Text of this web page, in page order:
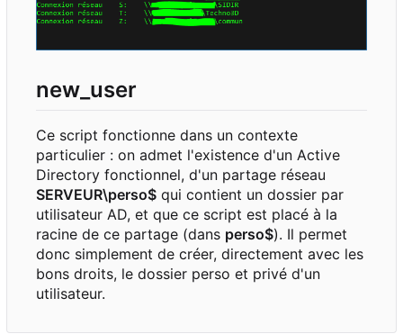
new_user
Ce script fonctionne dans un contexte
particulier : on admet l'existence d'un Active
Directory fonctionnel, d'un partage réseau
SERVEUR\perso$ qui contient un dossier par
utilisateur AD, et que ce script est placé à la
racine de ce partage (dans perso$). Il permet
donc simplement de créer, directement avec les
bons droits, le dossier perso et privé d'un
utilisateur.